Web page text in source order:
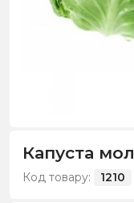
Капуста
Код товару: 1210